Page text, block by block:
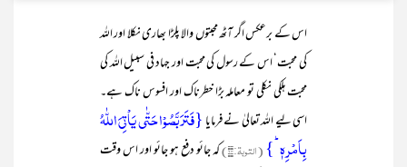
اس کے برعکس اگر آٹھ محبتوں والا پلڑا بھاری نکلا اور اللہ
کی محبت‘ اس کے رسول کی محبت اور جہاد فی سبیل اللہ کی
محبت ہلکی نکلی تو معاملہ بڑا خطرناک اور افسوس ناک ہے۔
اسی لیے اللہ تعالیٰ نے فرمایا{فَتَرَبَّصُوۡا حَتّٰی یَاۡتِیَ اللّٰہُ
بِاَمۡرِہٖ ؕ}(التوبۃ:۲۴)
کہ جائو دفع ہو جائو اور اس وقت